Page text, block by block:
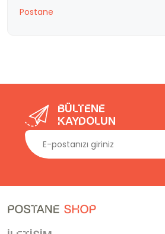
Postane
Bültene
kaydolun